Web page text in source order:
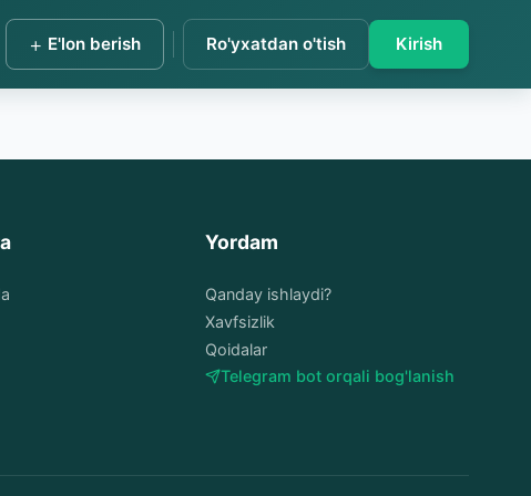
+ E'lon berish Ro'yxatdan o'tish Kirish
Yordam
Qanday ishlaydi?
Xavfsizlik
Qoidalar
Telegram bot orqali bog'lanish